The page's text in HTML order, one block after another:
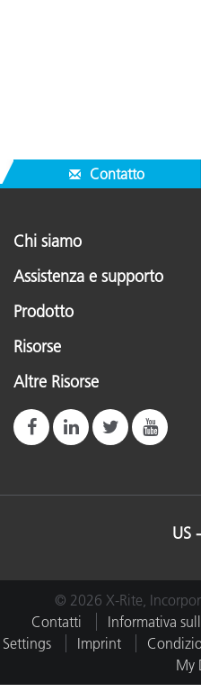
Contatto
Chi siamo
Assistenza e supporto
Prodotto
Risorse
Altre Risorse
US
© 2026 X-Rite,
Contatti
Informativa
Settings
Imprint
My